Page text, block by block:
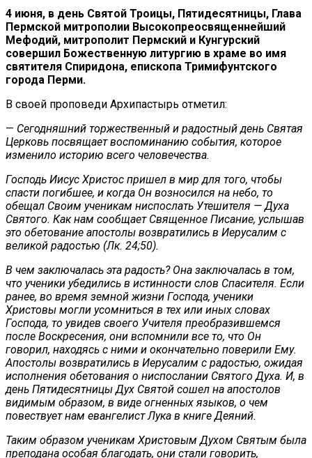
4 июня, в день Святой Троицы, Пятидесятницы, Глава
Пермской митрополии Высокопреосвященнейший
Мефодий, митрополит Пермский и Кунгурский
совершил Божественную литургию в храме во имя
святителя Спиридона, епископа Тримифунтского
города Перми.
В своей проповеди Архипастырь отметил:
— Сегодняшний торжественный и радостный день Святая
Церковь посвящает воспоминанию события, которое
изменило историю всего человечества.
Господь Иисус Христос пришел в мир для того, чтобы
спасти погибшее, и когда Он возносился на небо, то
обещал Своим ученикам ниспослать Утешителя — Духа
Святого. Как нам сообщает Священное Писание, услышав
это обетование апостолы возвратились в Иерусалим с
великой радостью (Лк. 24;50).
В чем заключалась эта радость? Она заключалась в том,
что ученики убедились в истинности слов Спасителя. Если
ранее, во время земной жизни Господа, ученики
Христовы могли усомниться в тех или иных словах
Господа, то увидев своего Учителя преобразившемся
после Воскресения, они вспомнили все то, что Он
говорил, находясь с ними и окончательно поверили Ему.
Апостолы возвратились в Иерусалим с радостью, ожидая
исполнения обетования о ниспослании Святого Духа. И, в
день Пятидесятницы Дух Святой сошел на апостолов
видимым образом, в виде огненных языков, о чем
повествует нам евангелист Лука в книге Деяний.
Таким образом ученикам Христовым Духом Святым была
преподана особая благодать, они стали говорить,